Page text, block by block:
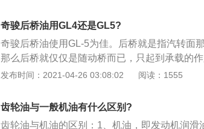
轮，以及变速箱和转向器等齿轮的润滑；3、
条件下，汽车双曲线齿轮传动轴和手动变速箱
高，用于运转条件苛刻的高冲击负荷的双曲线
奇骏后桥油用GL4还是GL5?
奇骏后桥油使用GL-5为佳。后桥就是指汽转面
那么后桥就仅仅是随动桥而已，只起到承载的
分动器。汽车后桥的拆卸步骤如下：1、使用卡
3、使用工具将减振器下固定螺母拆除，用工具
千斤顶将减振器拿下；4、按照同样的方法将另
发布时间：2021-04-26 03:08:02 阅读：1555
齿轮油与一般机油有什么区别?
齿轮油与机油的区别：1、机油，即发动机润滑